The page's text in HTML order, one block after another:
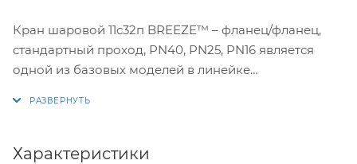
Кран шаровой 11с32п BREEZE™ – фланец/фланец,
стандартный проход, PN40, PN25, PN16 является
одной из базовых моделей в линейке
для DN 15-300.
Характеристики